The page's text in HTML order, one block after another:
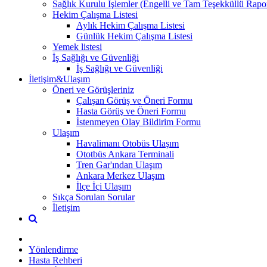
Sağlık Kurulu İşlemler (Engelli ve Tam Teşekküllü
Hekim Çalışma Listesi
Aylık Hekim Çalışma Listesi
Günlük Hekim Çalışma Listesi
Yemek listesi
İş Sağlığı ve Güvenliği
İş Sağlığı ve Güvenliği
İletişim&Ulaşım
Öneri ve Görüşleriniz
Çalışan Görüş ve Öneri Formu
Hasta Görüş ve Öneri Formu
İstenmeyen Olay Bildirim Formu
Ulaşım
Havalimanı Otobüs Ulaşım
Ototbüs Ankara Terminali
Tren Gar'ından Ulaşım
Ankara Merkez Ulaşım
İlçe İçi Ulaşım
Sıkça Sorulan Sorular
İletişim
Yönlendirme
Hasta Rehberi